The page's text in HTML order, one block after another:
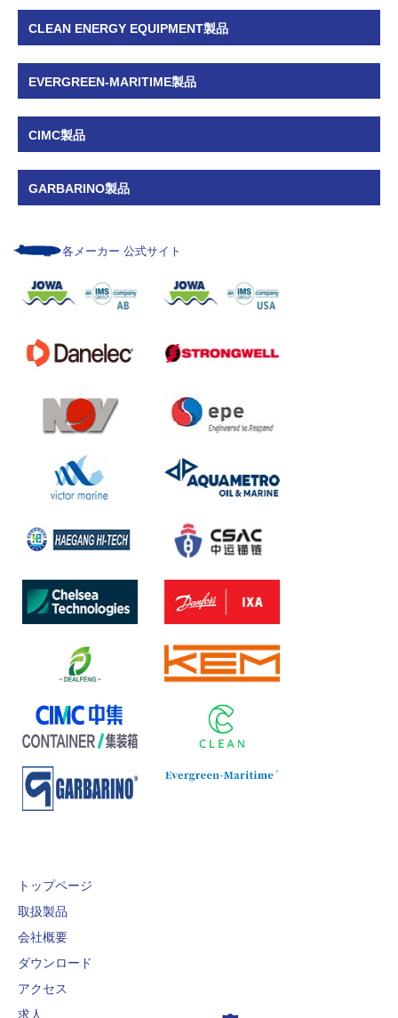
CLEAN ENERGY EQUIPMENT製品
EVERGREEN-MARITIME製品
CIMC製品
GARBARINO製品
各メーカー 公式サイト
トップページ
取扱製品
会社概要
ダウンロード
アクセス
求人